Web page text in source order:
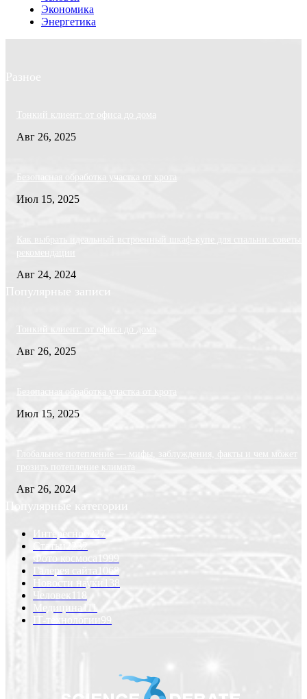
Экономика
Энергетика
Разное
Тонкий клиент: от офиса до дома
Авг 26, 2025
Безопасная обработка участка от крота
Июл 15, 2025
Как выбрать идеальный встроенный шкаф-купе для спальни: советы
рекомендации
Авг 24, 2024
Популярные записи
Тонкий клиент: от офиса до дома
Авг 26, 2025
Безопасная обработка участка от крота
Июл 15, 2025
Глобальное потепление — мифы, заблуждения, факты и чем может
грозить потепление климата
Авг 26, 2024
Популярные категории
Интересно
Статьи
Фото космоса
1999
Галерея сайта 1068
Новости науки
Человек
Медицина
IT-технологии99